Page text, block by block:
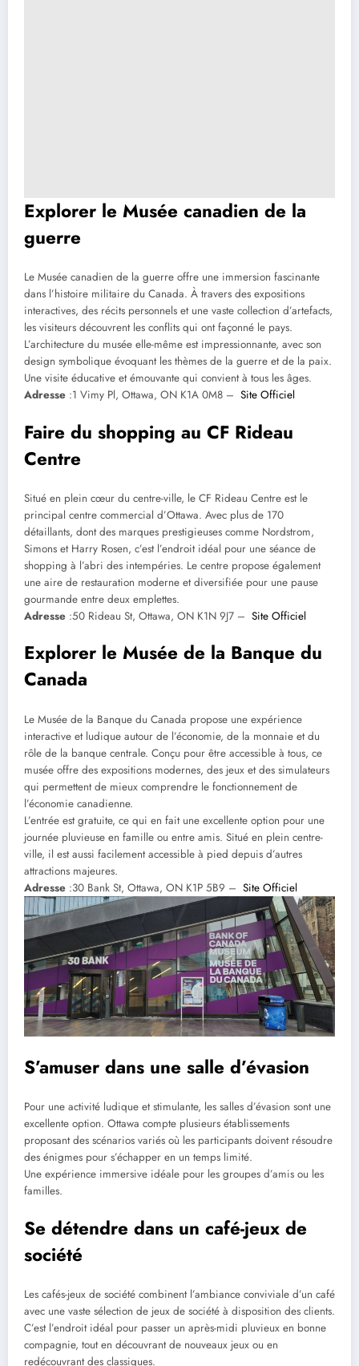
Explorer le Musée canadien de la
guerre
Le Musée canadien de la guerre offre une immersion fascinante
dans l’histoire militaire du Canada. À travers des expositions
interactives, des récits personnels et une vaste collection d’artefacts,
les visiteurs découvrent les conflits qui ont façonné le pays.
L’architecture du musée elle-même est impressionnante, avec son
design symbolique évoquant les thèmes de la guerre et de la paix.
Une visite éducative et émouvante qui convient à tous les âges. ​
Adresse :1 Vimy Pl, Ottawa, ON K1A 0M8 – Site Officiel
Faire du shopping au CF Rideau
Centre
Situé en plein cœur du centre-ville, le CF Rideau Centre est le
principal centre commercial d’Ottawa. Avec plus de 170
détaillants, dont des marques prestigieuses comme Nordstrom,
Simons et Harry Rosen, c’est l’endroit idéal pour une séance de
shopping à l’abri des intempéries. Le centre propose également
une aire de restauration moderne et diversifiée pour une pause
gourmande entre deux emplettes. ​
Adresse :50 Rideau St, Ottawa, ON K1N 9J7 – Site Officiel
Explorer le Musée de la Banque du
Canada
Le Musée de la Banque du Canada propose une expérience
interactive et ludique autour de l’économie, de la monnaie et du
rôle de la banque centrale. Conçu pour être accessible à tous, ce
musée offre des expositions modernes, des jeux et des simulateurs
qui permettent de mieux comprendre le fonctionnement de
l’économie canadienne.
L’entrée est gratuite, ce qui en fait une excellente option pour une
journée pluvieuse en famille ou entre amis. Situé en plein centre-
ville, il est aussi facilement accessible à pied depuis d’autres
attractions majeures.
Adresse :30 Bank St, Ottawa, ON K1P 5B9 – Site Officiel
S’amuser dans une salle d’évasion
Pour une activité ludique et stimulante, les salles d’évasion sont une
excellente option. Ottawa compte plusieurs établissements
proposant des scénarios variés où les participants doivent résoudre
des énigmes pour s’échapper en un temps limité.
Une expérience immersive idéale pour les groupes d’amis ou les
familles.​
Se détendre dans un café-jeux de
société
Les cafés-jeux de société combinent l’ambiance conviviale d’un café
avec une vaste sélection de jeux de société à disposition des clients.
C’est l’endroit idéal pour passer un après-midi pluvieux en bonne
compagnie, tout en découvrant de nouveaux jeux ou en
redécouvrant des classiques.​